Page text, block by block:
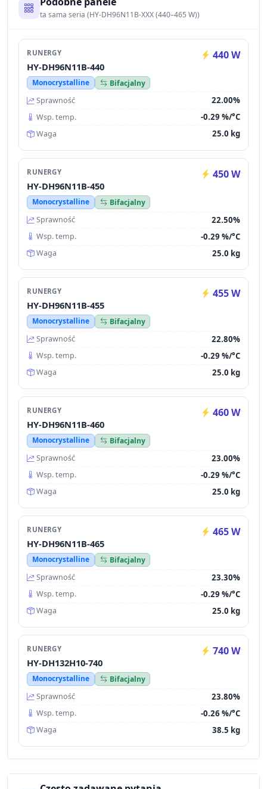
ta sama seria (HY-DH96N11B-XXX (440–465 W))
RUNERGY 440 W
HY-DH96N11B-440
Monocrystalline
Bifacjalny
Sprawność
22.00%
Wsp. temp. -0.29 %/°C
Waga 25.0 kg
RUNERGY 450 W
HY-DH96N11B-450
Monocrystalline
Bifacjalny
Sprawność
22.50%
Wsp. temp. -0.29 %/°C
Waga 25.0 kg
RUNERGY 455 W
HY-DH96N11B-455
Monocrystalline
Bifacjalny
Sprawność
22.80%
Wsp. temp. -0.29 %/°C
Waga 25.0 kg
RUNERGY 460 W
HY-DH96N11B-460
Monocrystalline
Bifacjalny
Sprawność
23.00%
Wsp. temp. -0.29 %/°C
Waga 25.0 kg
RUNERGY 465 W
HY-DH96N11B-465
Monocrystalline
Bifacjalny
Sprawność
23.30%
Wsp. temp. -0.29 %/°C
Waga 25.0 kg
RUNERGY 740 W
HY-DH132H10-740
Monocrystalline
Bifacjalny
Sprawność
23.80%
Wsp. temp. -0.26 %/°C
Waga 38.5 kg